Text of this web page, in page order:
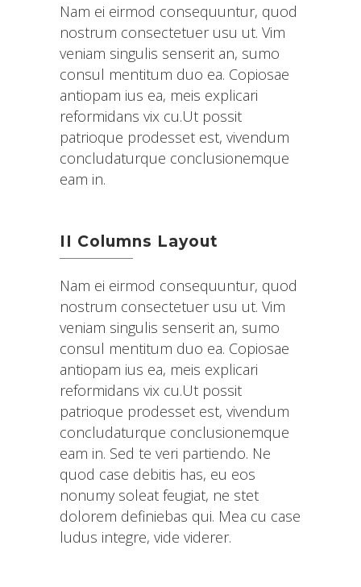
Nam ei eirmod consequuntur, quod
nostrum consectetuer usu ut. Vim
veniam singulis senserit an, sumo
consul mentitum duo ea. Copiosae
antiopam ius ea, meis explicari
reformidans vix cu.Ut possit
patrioque prodesset est, vivendum
concludaturque conclusionemque
eam in.
II Columns Layout
Nam ei eirmod consequuntur, quod
nostrum consectetuer usu ut. Vim
veniam singulis senserit an, sumo
consul mentitum duo ea. Copiosae
antiopam ius ea, meis explicari
reformidans vix cu.Ut possit
patrioque prodesset est, vivendum
concludaturque conclusionemque
eam in. Sed te veri partiendo. Ne
quod case debitis has, eu eos
nonumy soleat feugiat, ne stet
dolorem definiebas qui. Mea cu case
ludus integre, vide viderer.